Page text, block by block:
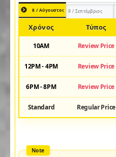
8 / Αύγουστος 9 / Σεπτέμβριος
Χρόνος Τύπος
10AM Review Price
12PM - 4PM Review Price
6PM - 8PM Review Price
Standard Regular Price